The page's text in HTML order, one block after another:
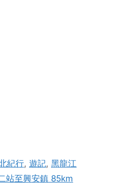
紀行,遊記,黑龍江
站至興安鎮 85km